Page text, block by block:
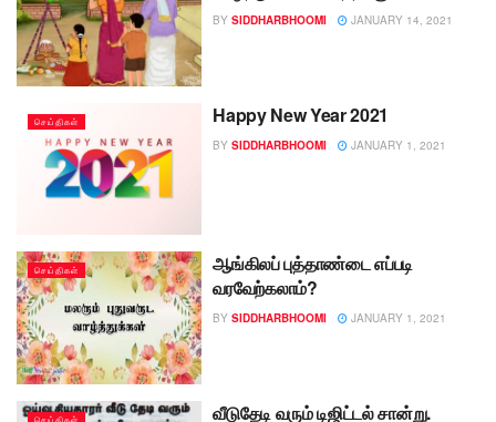
BY SIDDHARBHOOMI JANUARY 14, 2021
செய்திகள் Happy New Year 2021
BY SIDDHARBHOOMI JANUARY 1, 2021
செய்திகள்
ஆங்கிலப் புத்தாண்டை எப்படி
வரவேற்கலாம்?
BY SIDDHARBHOOMI JANUARY 1, 2021
செய்திகள் வீடுதேடி வரும் டிஜிட்டல் சான்று.